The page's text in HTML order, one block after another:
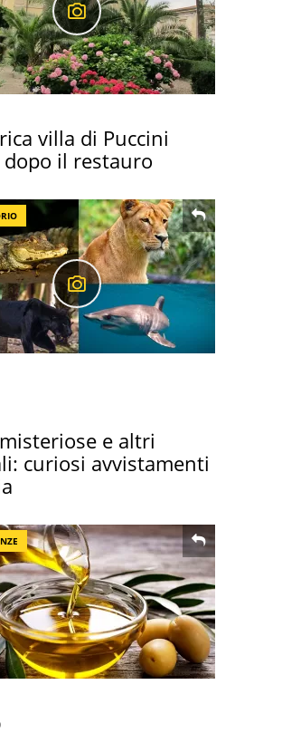
villa di Puccini
il restauro
e altri
curiosi avvistamenti